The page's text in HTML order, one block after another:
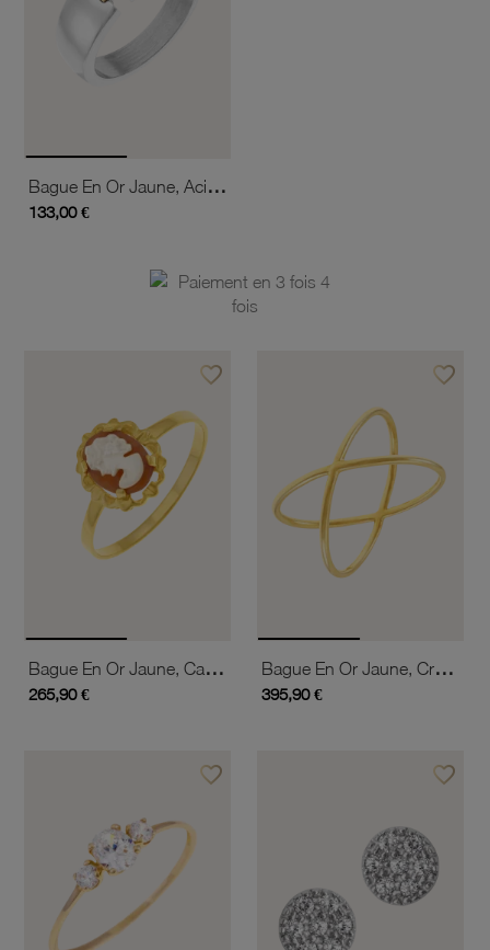
Bague En Or Jaune, Acier Et Diamant
133,00 €
favorite_borderAjouter à vos favoris
Bague En Or Jaune, Camée
265,90 €
favorite_borderAjouter
Bague En Or Jaune, Croisée
395,90 €
favorite_borderAjouter à vos favoris favorite_borderAjouter